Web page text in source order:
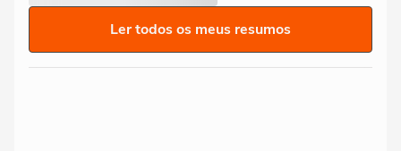
Ler todos os meus resumos